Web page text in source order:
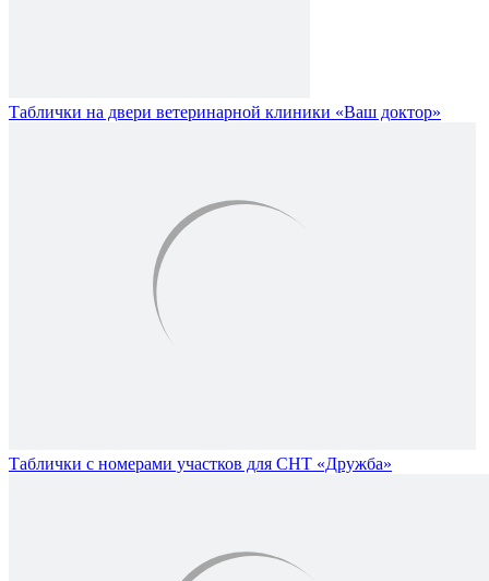
Таблички на двери ветеринарной клиники «Ваш доктор»
Таблички с номерами участков для СНТ «Дружба»